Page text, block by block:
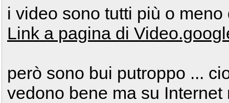
i video sono tutti più o meno
Link a pagina di
però sono bui putroppo ...
vedono bene ma su Internet